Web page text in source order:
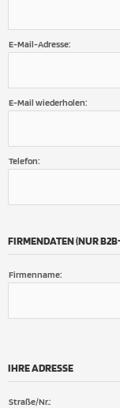
E-Mail-Adresse:
E-Mail wiederholen:
Telefon:
FIRMENDATEN (NUR
Firmenname:
IHRE ADRESSE
Straße/Nr.: